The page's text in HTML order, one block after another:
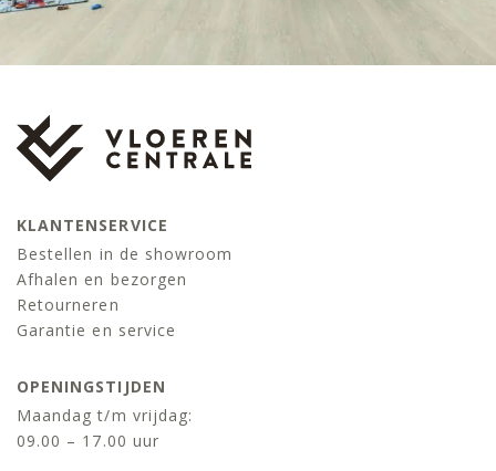
KLANTENSERVICE
Bestellen in de showroom
Afhalen en bezorgen
Retourneren
Garantie en service
OPENINGSTIJDEN
Maandag t/m vrijdag:
09.00 – 17.00 uur